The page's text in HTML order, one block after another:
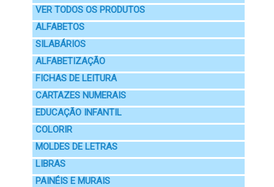
VER TODOS OS PRODUTOS
ALFABETOS
SILABÁRIOS
ALFABETIZAÇÃO
FICHAS DE LEITURA
CARTAZES NUMERAIS
EDUCAÇÃO INFANTIL
COLORIR
MOLDES DE LETRAS
LIBRAS
PAINÉIS E MURAIS